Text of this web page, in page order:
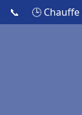
📞 🕒